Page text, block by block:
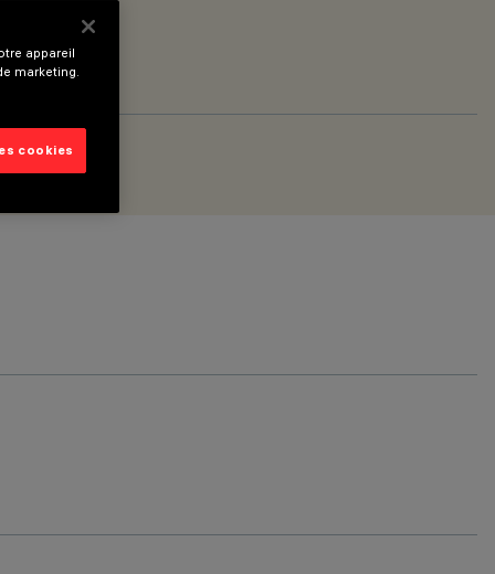
appareil
marketing.
cookies